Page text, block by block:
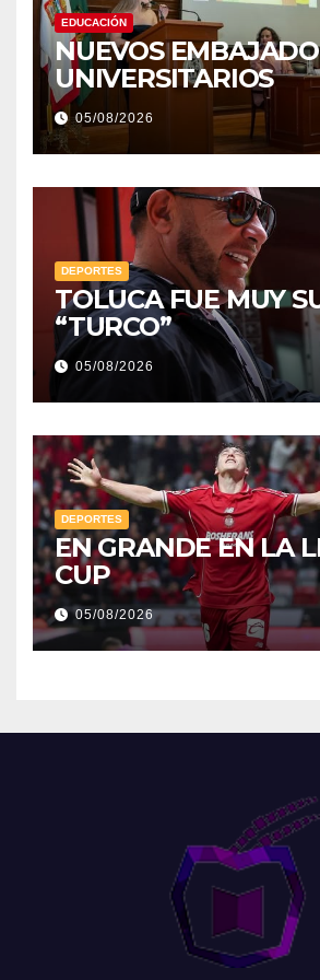
EDUCACIÓN
NUEVOS
UNIVERSITARIOS
05/08/2026
DEPORTES
TOLUCA FUE MUY
“TURCO”
05/08/2026
DEPORTES
EN GRANDE EN LA
CUP
05/08/2026